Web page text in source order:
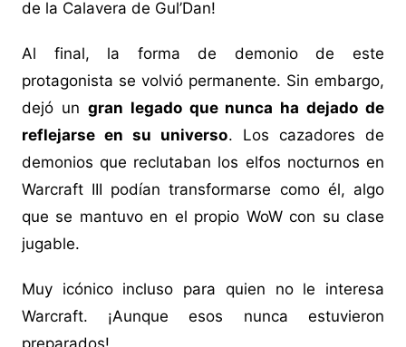
de la Calavera de Gul’Dan!
Al final, la forma de demonio de este
protagonista se volvió permanente. Sin embargo,
dejó un gran legado que nunca ha dejado de
reflejarse en su universo. Los cazadores de
demonios que reclutaban los elfos nocturnos en
Warcraft III podían transformarse como él, algo
que se mantuvo en el propio WoW con su clase
jugable.
Muy icónico incluso para quien no le interesa
Warcraft. ¡Aunque esos nunca estuvieron